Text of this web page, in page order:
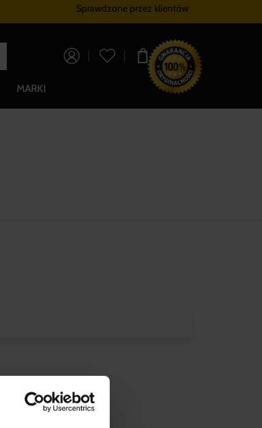
Program lojalnościowy Bezpłatna
Sprawdzone przez klientów
0,00 zł
MARKI